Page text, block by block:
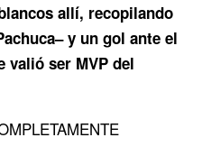
allí, recopilando
y un gol ante el
valió ser MVP del